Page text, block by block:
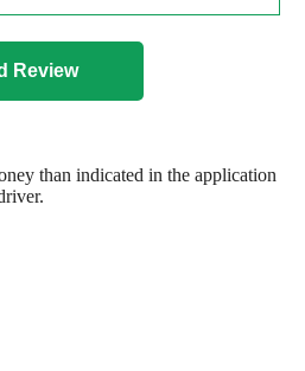
than indicated in the application